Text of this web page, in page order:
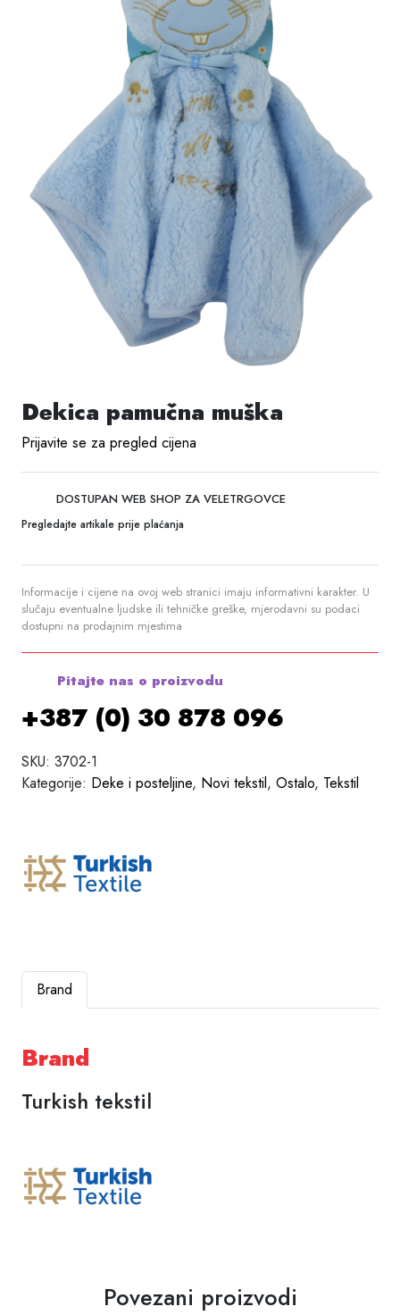
Dekica pamučna muška
Prijavite se za pregled cijena
DOSTUPAN WEB SHOP ZA VELETRGOVCE
Pregledajte artikale prije plaćanja
Informacije i cijene na ovoj web stranici imaju informativni karakter. U
slučaju eventualne ljudske ili tehničke greške, mjerodavni su podaci
dostupni na prodajnim mjestima
Pitajte nas o proizvodu
+387 (0) 30 878 096
SKU: 3702-1
Kategorije: Deke i posteljine, Novi tekstil, Ostalo, Tekstil
Brand
Brand
Turkish tekstil
Povezani proizvodi